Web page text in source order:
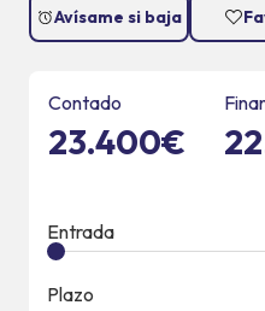
Avísame si baja
Contado
23.400€
Entrada
Plazo